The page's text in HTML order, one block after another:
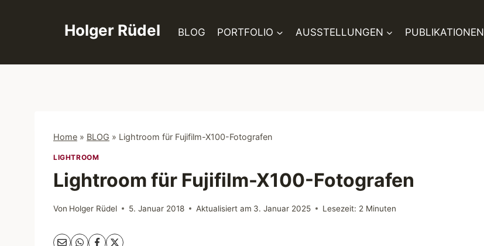
Holger Rüdel BLOG PORTFOLIO AUSSTELLUNGEN PUBLIKATIONEN
Home » BLOG » Lightroom für Fujifilm-X100-Fotografen
LIGHTROOM
Lightroom für Fujifilm-X100-Fotografen
Von Holger Rüdel 5. Januar 2018 Aktualisiert am 3. Januar 2025 Lesezeit: 2 Minuten